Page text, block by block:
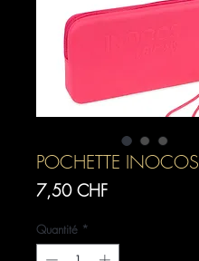
POCHETTE INOCOS
7,50 CHFPrix
Quantité *